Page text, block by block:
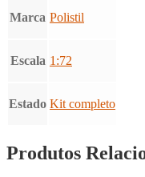
Marca Polistil
Escala 1:72
Estado Kit completo
Produtos